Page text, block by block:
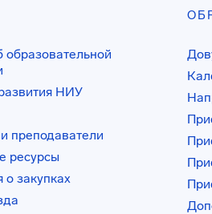
образовательной
НИУ
преподаватели
ресурсы
закупках